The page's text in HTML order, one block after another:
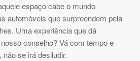
espaço cabe o mundo
automóveis que surpreendem pela
Uma experiência que dá
conselho? Vá com tempo e
se irá desiludir.